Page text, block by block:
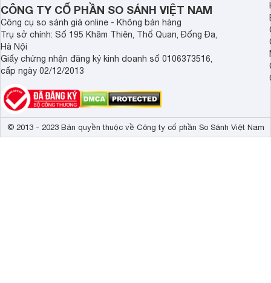
CÔNG TY CỔ PHẦN SO SÁNH VIỆT NAM
Công cụ so sánh giá online - Không bán hàng
Trụ sở chính: Số 195 Khâm Thiên, Thổ Quan, Đống Đa,
Hà Nội
Giấy chứng nhận đăng ký kinh doanh số 0106373516,
cấp ngày 02/12/2013
© 2013 - 2023 Bản quyền thuộc về Công ty cổ phần So Sánh Việt Nam